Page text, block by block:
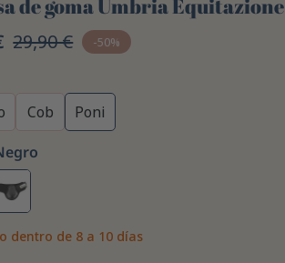
de goma Umbria Equitazione
29,90 € -50%
Cob
Poni
dentro de 8 a 10 días